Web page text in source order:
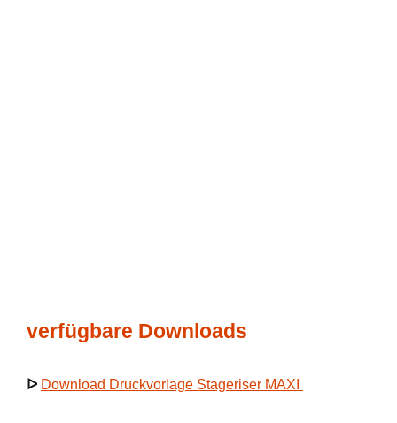
verfügbare Downloads
ᐅ Download Druckvorlage Stageriser MAXI